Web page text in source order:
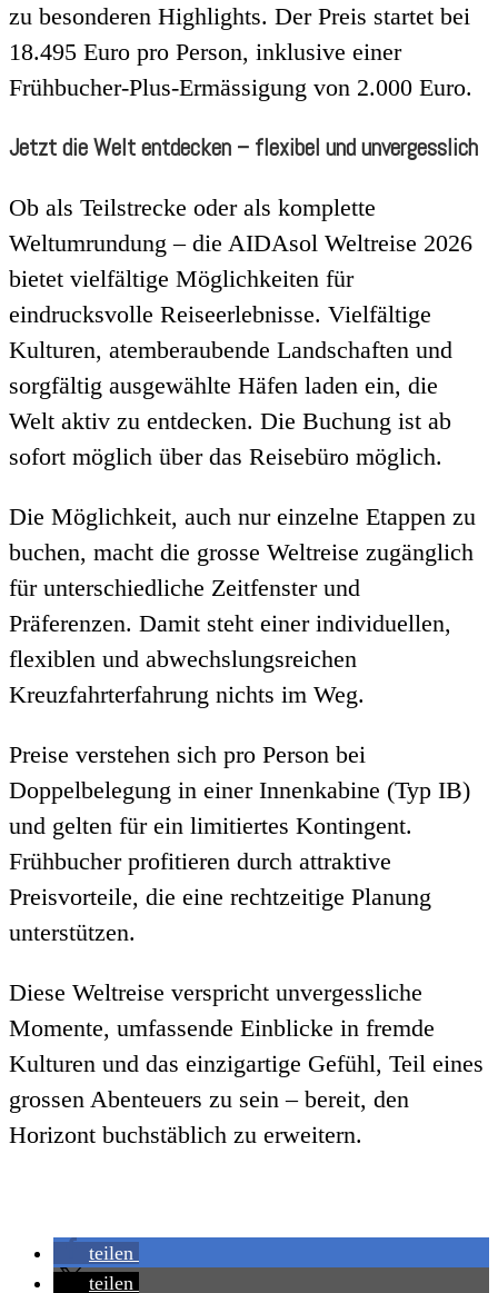
zu besonderen Highlights. Der Preis startet bei
18.495 Euro pro Person, inklusive einer
Frühbucher-Plus-Ermässigung von 2.000 Euro.
Jetzt die Welt entdecken – flexibel und unvergesslich
Ob als Teilstrecke oder als komplette
Weltumrundung – die AIDAsol Weltreise 2026
bietet vielfältige Möglichkeiten für
eindrucksvolle Reiseerlebnisse. Vielfältige
Kulturen, atemberaubende Landschaften und
sorgfältig ausgewählte Häfen laden ein, die
Welt aktiv zu entdecken. Die Buchung ist ab
sofort möglich über das Reisebüro möglich.
Die Möglichkeit, auch nur einzelne Etappen zu
buchen, macht die grosse Weltreise zugänglich
für unterschiedliche Zeitfenster und
Präferenzen. Damit steht einer individuellen,
flexiblen und abwechslungsreichen
Kreuzfahrterfahrung nichts im Weg.
Preise verstehen sich pro Person bei
Doppelbelegung in einer Innenkabine (Typ IB)
und gelten für ein limitiertes Kontingent.
Frühbucher profitieren durch attraktive
Preisvorteile, die eine rechtzeitige Planung
unterstützen.
Diese Weltreise verspricht unvergessliche
Momente, umfassende Einblicke in fremde
Kulturen und das einzigartige Gefühl, Teil eines
grossen Abenteuers zu sein – bereit, den
Horizont buchstäblich zu erweitern.
teilen
teilen